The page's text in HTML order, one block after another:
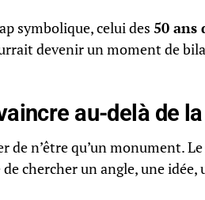
symbolique, celui des 50 ans
devenir un moment de
au-delà de
de n’être qu’un monument.
chercher un angle, une idée,